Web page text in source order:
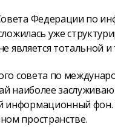
Федерации по
уже
является тотальной
совета по
наиболее
фон.
пространстве.